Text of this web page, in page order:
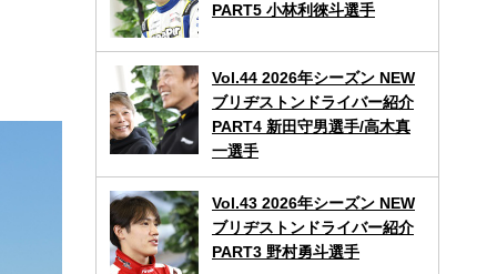
PART5 小林利徠斗選手
Vol.44 2026年シーズン NEW
ブリヂストンドライバー紹介
PART4 新田守男選手/高木真
一選手
Vol.43 2026年シーズン NEW
ブリヂストンドライバー紹介
PART3 野村勇斗選手